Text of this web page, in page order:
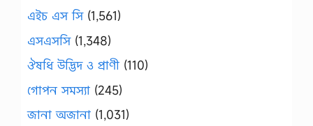
এইচ এস সি(1,561)
এসএসসি(1,348)
ঔষধি উদ্ভিদ ও প্রাণী (110)
গোপন সমস্যা (245)
জানা অজানা (1,031)